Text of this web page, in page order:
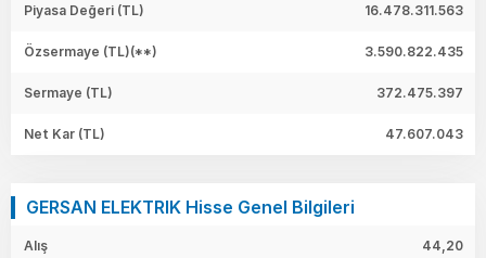
Piyasa Değeri (TL) 16.478.311.563
Özsermaye (TL)(**) 3.590.822.435
Sermaye (TL) 372.475.397
Net Kar (TL) 47.607.043
GERSAN ELEKTRIK Hisse Genel Bilgileri
Alış 44,20